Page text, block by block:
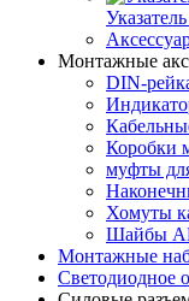
Монтажные
DIN-
Коробки
муфты
Хомуты
Шайбы
Монтажные
Светодиодное